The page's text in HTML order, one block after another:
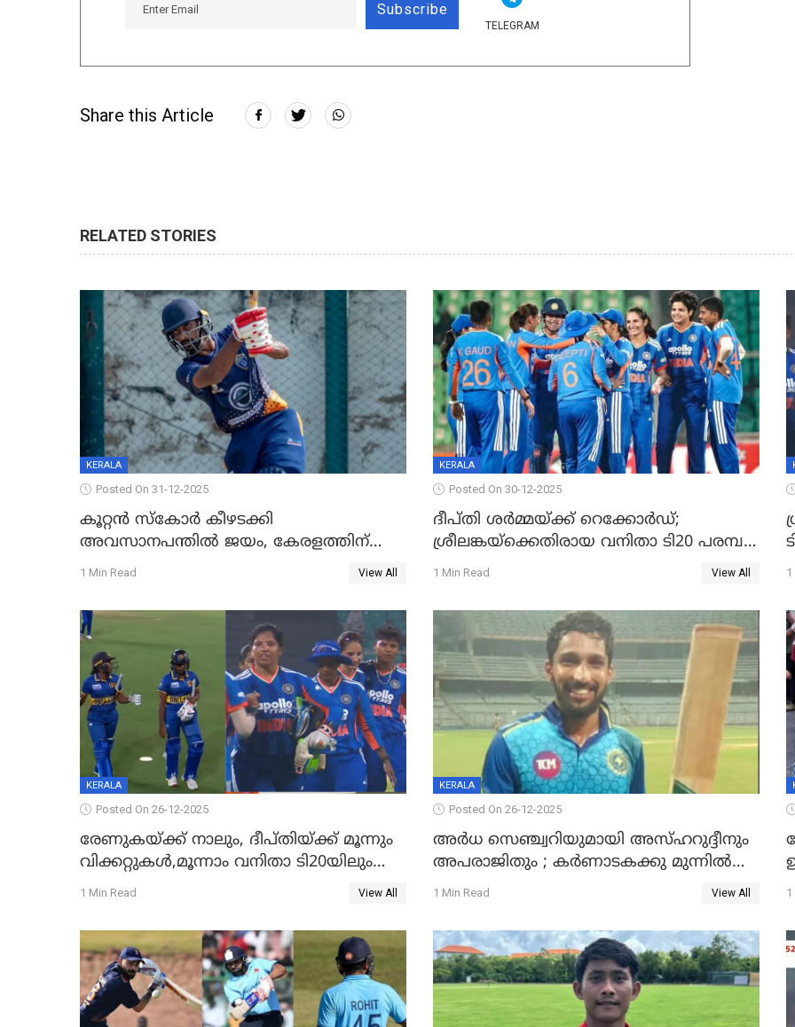
Subscribe
TELEGRAM
Share this Article
RELATED STORIES
KERALA
Posted On 31-12-2025
കൂറ്റൻ സ്കോർ കീഴടക്കി
അവസാനപന്തിൽ ജയം, കേരളത്തിന്
ഹാപ്പി ന്യൂഇയർ
1 Min Read View All
KERALA
Posted On 30-12-2025
ദീപ്തി ശർമ്മയ്ക്ക് റെക്കോർഡ്;
ശ്രീലങ്കയ്ക്കെതിരായ വനിതാ ടി20 പരമ്പര
തൂത്തുവാരി ഇന്ത്യ
1 Min Read View All 1
KERALA
Posted On 26-12-2025
രേണുകയ്ക്ക് നാലും, ദീപ്തിയ്ക്ക് മൂന്നും
വിക്കറ്റുകൾ,മൂന്നാം വനിതാ ടി20യിലും
ശ്രീലങ്കയ്ക്ക് ബാറ്റിംഗ് തകര്‍ച്ച; ഇന്ത്യയ്ക്ക്
1 Min Read View All
KERALA
Posted On 26-12-2025
അർധ സെഞ്ച്വറിയുമായി അസ്ഹറുദ്ദീനും
അപരാജിതും ; കർണാടകക്കു മുന്നിൽ
285 റൺസ് വിജയലക്ഷ്യമുയർത്തി കേരളം
1 Min Read View All 1